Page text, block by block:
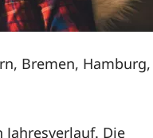
Bremen, Hamburg,
Die